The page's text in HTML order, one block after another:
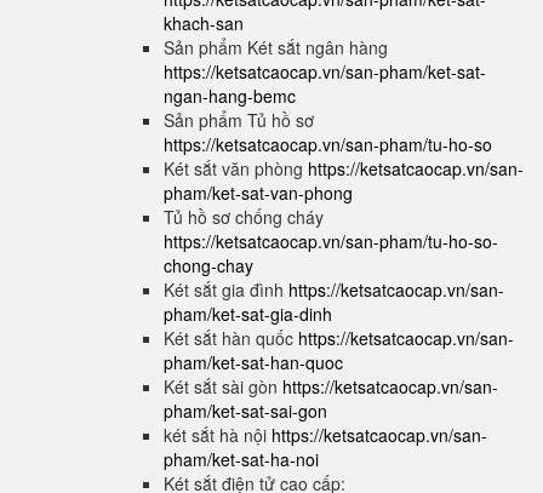
khach-san
Sản phẩm Két sắt ngân hàng
https://ketsatcaocap.vn/san-pham/ket-sat-
ngan-hang-bemc
Sản phẩm Tủ hồ sơ
https://ketsatcaocap.vn/san-pham/tu-ho-so
Két sắt văn phòng https://ketsatcaocap.vn/san-
pham/ket-sat-van-phong
Tủ hồ sơ chống cháy
https://ketsatcaocap.vn/san-pham/tu-ho-so-
chong-chay
Két sắt gia đình https://ketsatcaocap.vn/san-
pham/ket-sat-gia-dinh
Két sắt hàn quốc https://ketsatcaocap.vn/san-
pham/ket-sat-han-quoc
Két sắt sài gòn https://ketsatcaocap.vn/san-
pham/ket-sat-sai-gon
két sắt hà nội https://ketsatcaocap.vn/san-
pham/ket-sat-ha-noi
Két sắt điện tử cao cấp: